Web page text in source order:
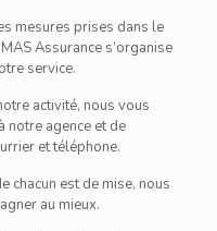
mesures prises dans le
Assurance s’organise
service.
activité, nous vous
notre agence et de
et téléphone.
chacun est de mise, nous
au mieux.